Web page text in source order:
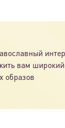
странице
товара.
вам
образов